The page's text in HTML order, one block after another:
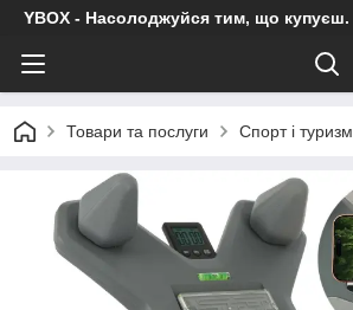
YBOX - Насолоджуйся тим, що купуєш.
Товари та послуги Спорт і туризм